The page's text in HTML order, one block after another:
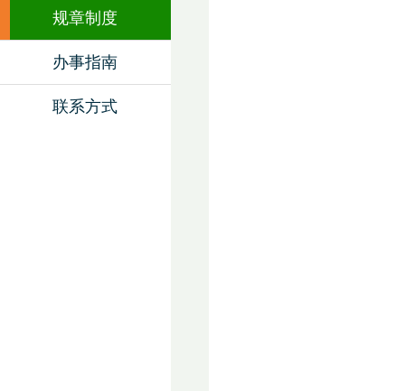
规章制度
办事指南
联系方式